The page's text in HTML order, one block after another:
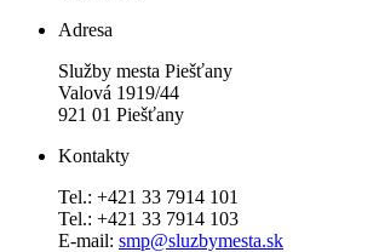
Adresa
Služby mesta Piešťany
Valová 1919/44
921 01 Piešťany
Kontakty
Tel.: +421 33 7914 101
Tel.: +421 33 7914 103
E-mail: smp@sluzbymesta.sk